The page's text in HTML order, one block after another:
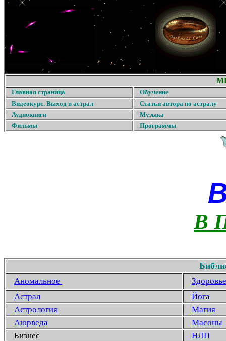
Главная страница
Обучение
Видеокурс. Выход в астрал
Статьи автора по астралу
Аудиокниги
Музыка
Фильмы
Программы
В
Аномальное
Здоровье
Астрал
Йога
Астрология
Магия
Аюрведа
Масоны
Бизнес
НЛП